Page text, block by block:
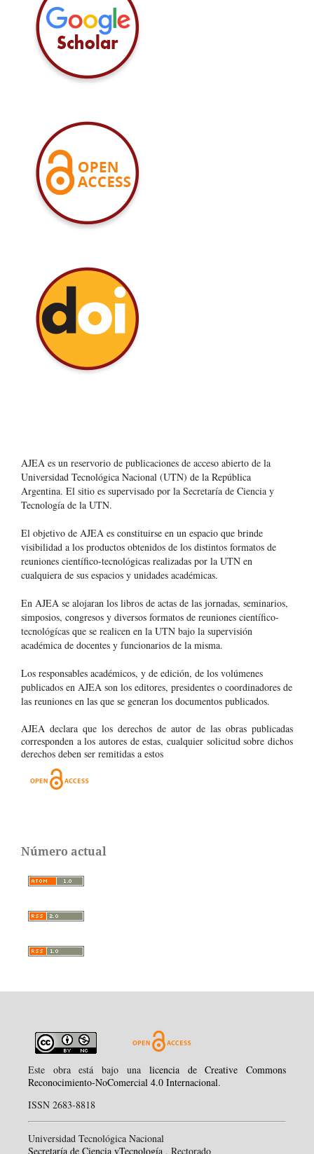
AJEA es un reservorio de publicaciones de acceso abierto de la
Universidad Tecnológica Nacional (UTN) de la República
Argentina. El sitio es supervisado por la Secretaría de Ciencia y
Tecnología de la UTN.
El objetivo de AJEA es constituirse en un espacio que brinde
visibilidad a los productos obtenidos de los distintos formatos de
reuniones científico-tecnológicas realizadas por la UTN en
cualquiera de sus espacios y unidades académicas.
En AJEA se alojaran los libros de actas de las jornadas, seminarios,
simposios, congresos y diversos formatos de reuniones científico-
tecnológícas que se realicen en la UTN bajo la supervisión
académica de docentes y funcionarios de la misma.
Los responsables académicos, y de edición, de los volúmenes
publicados en AJEA son los editores, presidentes o coordinadores de
las reuniones en las que se generan los documentos publicados.
AJEA declara que los derechos de autor de las obras publicadas
corresponden a los autores de estas, cualquier solicitud sobre dichos
derechos deben ser remitidas a estos
Número actual
Este obra está bajo unalicencia de Creative Commons
Reconocimiento-NoComercial 4.0 Internacional.
ISSN 2683-8818
Universidad Tecnológica Nacional
Secretaría de Ciencia yTecnología , Rectorado